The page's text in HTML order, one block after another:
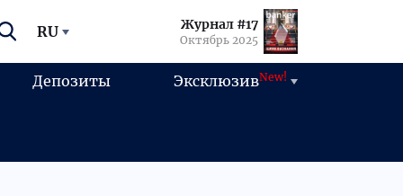
RU Журнал #17
Октябрь 2025
Депозиты ЭксклюзивNew!